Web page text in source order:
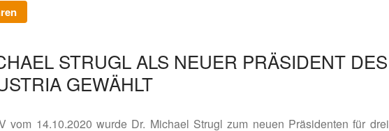
STRUGL ALS NEUER PRÄSIDENT DES
GEWÄHLT
vom 14.10.2020 wurde Dr. Michael Strugl zum neuen Präsidenten für drei